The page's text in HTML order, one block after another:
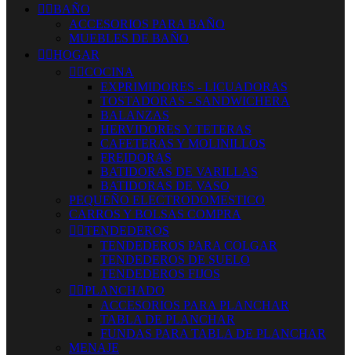
 BAÑO
ACCESORIOS PARA BAÑO
MUEBLES DE BAÑO
 HOGAR
 COCINA
EXPRIMIDORES - LICUADORAS
TOSTADORAS - SANDWICHERA
BALANZAS
HERVIDORES Y TETERAS
CAFETERAS Y MOLINILLOS
FREIDORAS
BATIDORAS DE VARILLAS
BATIDORAS DE VASO
PEQUEÑO ELECTRODOMESTICO
CARROS Y BOLSAS COMPRA
 TENDEDEROS
TENDEDEROS PARA COLGAR
TENDEDEROS DE SUELO
TENDEDEROS FIJOS
 PLANCHADO
ACCESORIOS PARA PLANCHAR
TABLA DE PLANCHAR
FUNDAS PARA TABLA DE PLANCHAR
MENAJE